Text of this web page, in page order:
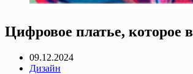
Цифровое платье, которое
09.12.2024
Дизайн